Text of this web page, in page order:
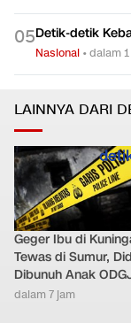
05Detik-detik
Nasional •dalam
LAINNYA DARI
Geger Ibu di
Tewas di Sumur,
Dibunuh Anak
dalam 7 jam